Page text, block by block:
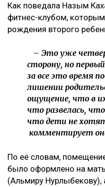
Как поведала Назым
фитнес-клубом,
рождения второго
– Это уже
сторону, но
за все это время
лишении
ощущение, что в
что развелась,
что дети не
комментирует
По её словам,
было оформлено на
(Альмиру Нурлыбекову),